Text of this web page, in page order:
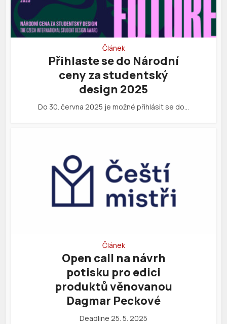
Článek
Přihlaste se do Národní
ceny za studentský
design 2025
Do 30. června 2025 je možné přihlásit se do…
Článek
Open call na návrh
potisku pro edici
produktů věnovanou
Dagmar Peckové
Deadline 25. 5. 2025